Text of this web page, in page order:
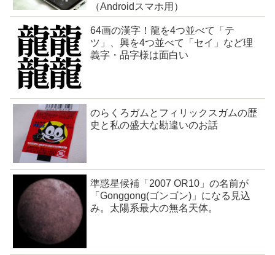
（Androidスマホ用）
64画の漢字！龍を4つ並べて「テ
ツ」、興を4つ並べて「セイ」など理
義字・品字様は面白い
のらくろガムとフィリックスガムの歴
史と私の盛大な勘違いのお話
準惑星候補「2007 OR10」の名前が
「Gonggong(ゴンゴン)」になる見込
み。太陽系最大の無名天体。